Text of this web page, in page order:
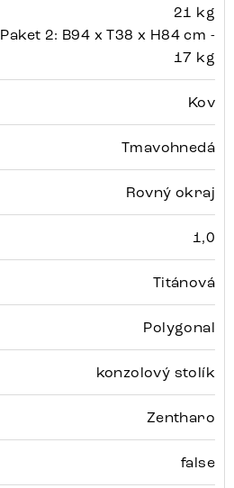
21 kg
Paket 2: B94 x T38 x H84 cm -
17 kg
Kov
Tmavohnedá
Rovný okraj
1,0
Titánová
Polygonal
konzolový stolík
Zentharo
false